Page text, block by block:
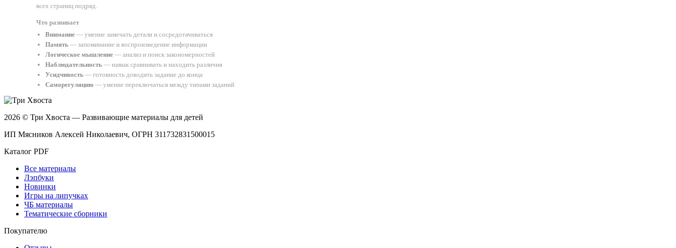
всех страниц подряд.
Что развивает
Внимание — умение замечать детали и сосредотачиваться
Память — запоминание и воспроизведение информации
Логическое мышление — анализ и поиск закономерностей
Наблюдательность — навык сравнивать и находить различия
Усидчивость — готовность доводить задание до конца
Саморегуляцию — умение переключаться между типами заданий
2026 © Три Хвоста — Развивающие материалы для детей
ИП Мясников Алексей Николаевич, ОГРН 311732831500015
Каталог PDF
Все материалы
Лэпбуки
Новинки
Игры на липучках
ЧБ материалы
Тематические сборники
Покупателю